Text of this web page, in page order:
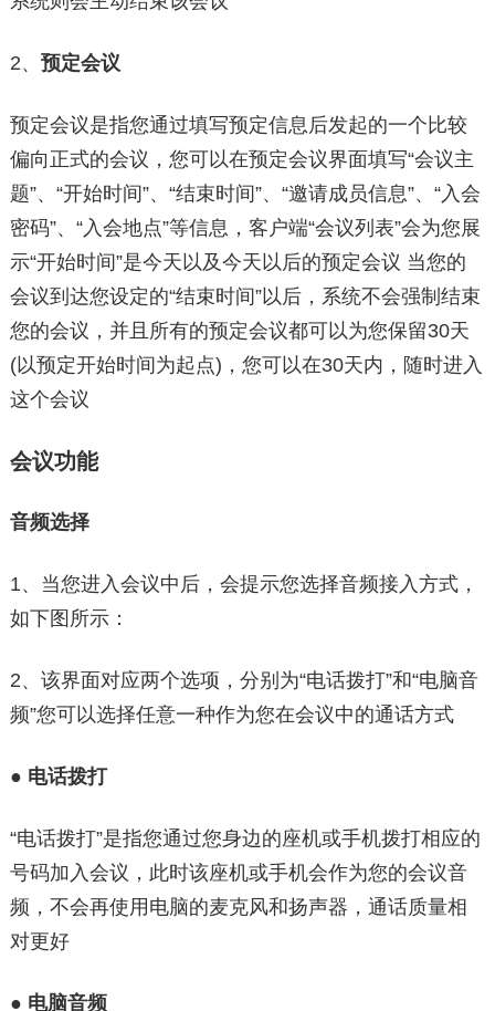
2、 预定会议
预定会议是指您通过填写预定信息后发起的一个比较
偏向正式的会议，您可以在预定会议界面填写“会议主
题”、“开始时间”、“结束时间”、“邀请成员信息”、“入会
密码”、“入会地点”等信息，客户端“会议列表”会为您展
示“开始时间”是今天以及今天以后的预定会议 当您的
会议到达您设定的“结束时间”以后，系统不会强制结束
您的会议，并且所有的预定会议都可以为您保留30天
(以预定开始时间为起点)，您可以在30天内，随时进入
这个会议
会议功能
音频选择
1、当您进入会议中后，会提示您选择音频接入方式，
如下图所示：
2、该界面对应两个选项，分别为“电话拨打”和“电脑音
频”您可以选择任意一种作为您在会议中的通话方式
● 电话拨打
“电话拨打”是指您通过您身边的座机或手机拨打相应的
号码加入会议，此时该座机或手机会作为您的会议音
频，不会再使用电脑的麦克风和扬声器，通话质量相
对更好
● 电脑音频